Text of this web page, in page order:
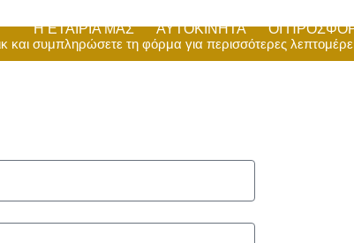
Η ΕΤΑΙΡΊΑ ΜΑΣ ΑΥΤΟΚΊΝΗΤΑ ΟΙ
και συμπληρώσετε τη φόρμα για περισσότερες